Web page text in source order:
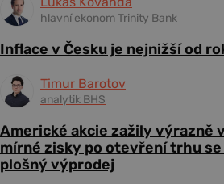
hlavní ekonom Trinity Bank
Inflace v Česku je nejnižší od
Timur Barotov
analytik BHS
Americké akcie zažily výrazně
mírné zisky po otevření trhu
plošný výprodej